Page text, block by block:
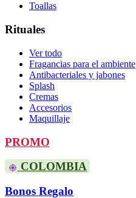
Toallas
Rituales
Ver todo
Fragancias para el ambiente
Antibacteriales y jabones
Splash
Cremas
Accesorios
Maquillaje
PROMO
COLOMBIA
Bonos Regalo